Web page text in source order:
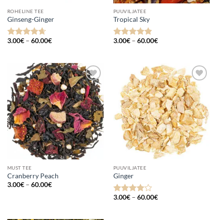
ROHELINE TEE
Ginseng-Ginger
Hinnanguga
3.00€ – 60.00€Hinnavahemik:
PUUVILJATEE
Tropical Sky
Hinnanguga
3.00€ – 60.00€Hinnavahemik:
Lisa
lemmikuks
MUST TEE
Cranberry Peach
3.00€ – 60.00€Hinnavahemik:
Lisa
lemmikuks
PUUVILJATEE
Ginger
Hinnanguga
3.00€ – 60.00€Hinnavahemik: